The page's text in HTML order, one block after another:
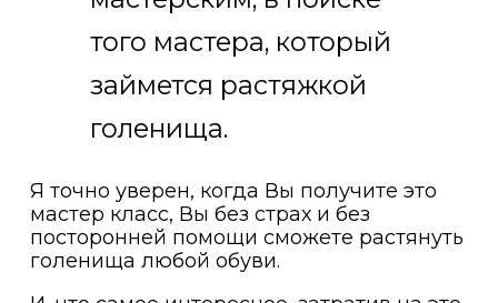
того мастера, который
займется растяжкой
голенища.
Я точно уверен, когда Вы получите это
мастер класс, Вы без страх и без
посторонней помощи сможете растянуть
голенища любой обуви.